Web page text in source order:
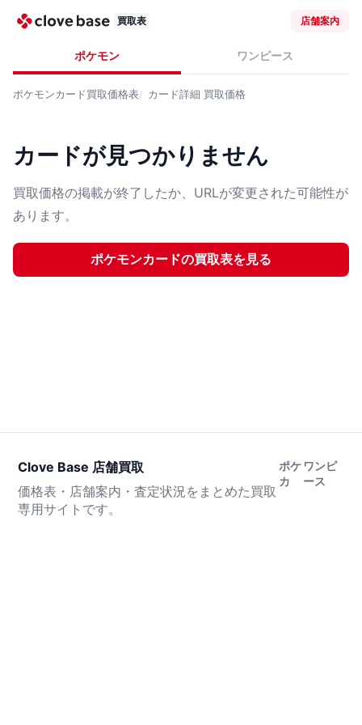
買取表 店舗案内
ポケモン ワンピース
ポケモンカード買取価格表 カード詳細 買取価格
カードが見つかりません
買取価格の掲載が終了したか、URLが変更された可能性が
あります。
ポケモンカードの買取表を見る
Clove Base 店舗買取
価格表・店舗案内・査定状況をまとめた買取
専用サイトです。
ポケ
カ
ワンピ
ース